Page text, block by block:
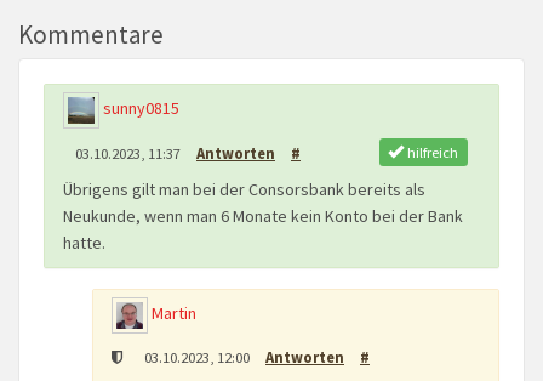
Kommentare
sunny0815
03.10.2023, 11:37 Antworten # hilfreich
Übrigens gilt man bei der Consorsbank bereits als
Neukunde, wenn man 6 Monate kein Konto bei der Bank
hatte.
Martin
03.10.2023, 12:00 Antworten #